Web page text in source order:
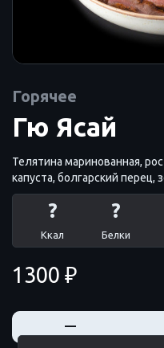
Горячее
Гю Ясай
Телятина маринованная,
капуста, болгарский перец,
? ?
Ккал Белки
1300 ₽
—